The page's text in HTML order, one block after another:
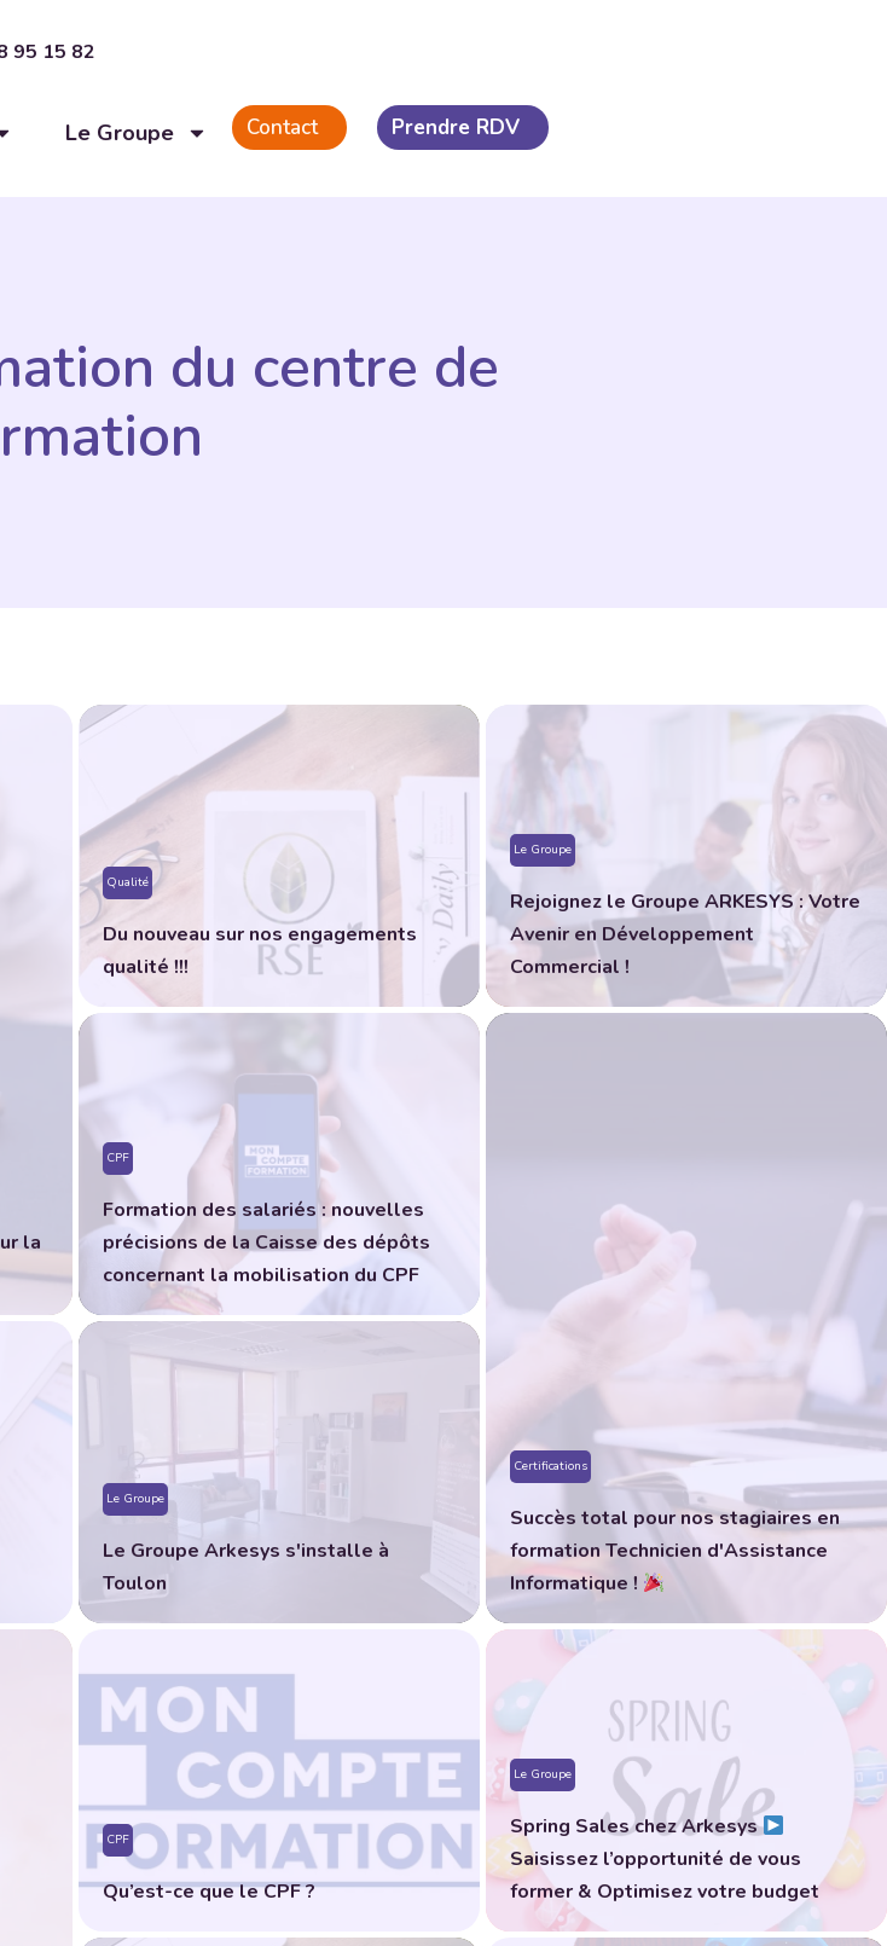
95 15 82
Le Groupe Contact Prendre RDV
du centre de
la
Qualité
Du nouveau sur nos engagements
qualité !!!
Le Groupe
Rejoignez le Groupe ARKESYS : Votre
Avenir en Développement
Commercial !
CPF
Formation des salariés : nouvelles
précisions de la Caisse des dépôts
concernant la mobilisation du CPF
Certifications
Succès total pour nos stagiaires en
formation Technicien d'Assistance
Informatique !
Le Groupe
Le Groupe Arkesys s'installe à
Toulon
CPF
Qu’est-ce que le CPF ?
Le Groupe
Spring Sales chez Arkesys
Saisissez l’opportunité de vous
former & Optimisez votre budget